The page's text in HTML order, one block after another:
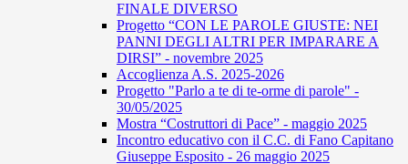
FINALE DIVERSO
Progetto “CON LE PAROLE GIUSTE: NEI
PANNI DEGLI ALTRI PER IMPARARE A
DIRSI” - novembre 2025
Accoglienza A.S. 2025-2026
Progetto "Parlo a te di te-orme di parole" -
30/05/2025
Mostra “Costruttori di Pace” - maggio 2025
Incontro educativo con il C.C. di Fano Capitano
Giuseppe Esposito - 26 maggio 2025